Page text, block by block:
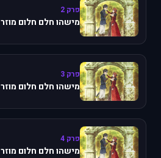
פרק 2
מישהו חלם חלום מוזר
פרק 3
מישהו חלם חלום מוזר
פרק 4
מישהו חלם חלום מוזר